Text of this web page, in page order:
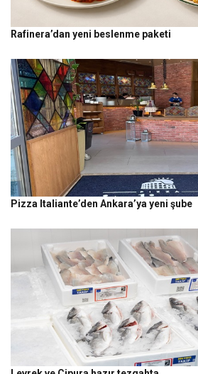
Rafinera’dan yeni beslenme paketi
Pizza Italiante’den Ankara’ya yeni şube